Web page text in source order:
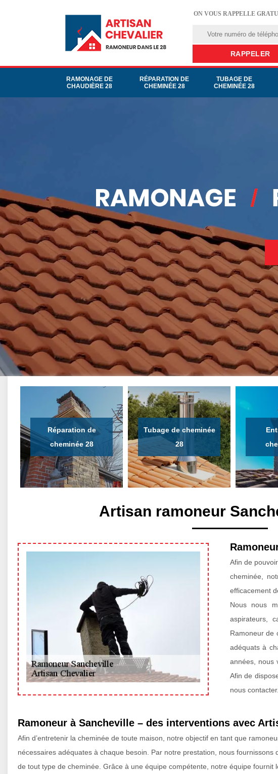
ON VOUS RAPPELLE
RAMONAGE DE
CHAUDIÈRE 28
RÉPARATION DE
CHEMINÉE 28
TUBAGE DE
CHEMINÉE 28
Réparation de
cheminée 28
Tubage de cheminée
28
Artisan ramoneur
Afin de
cheminée,
efficacement
Nous nous
aspirateurs,
Ramoneur de
adéquats à
années, nous
Afin de
nous contacter.
Ramoneur à Sancheville – des interventions avec
Afin d’entretenir la cheminée de toute maison, notre objectif en tant que
nécessaires adéquates à chaque besoin. Par notre prestation, nous
de tout type de cheminée. Grâce à une équipe compétente, notre équipe fournit